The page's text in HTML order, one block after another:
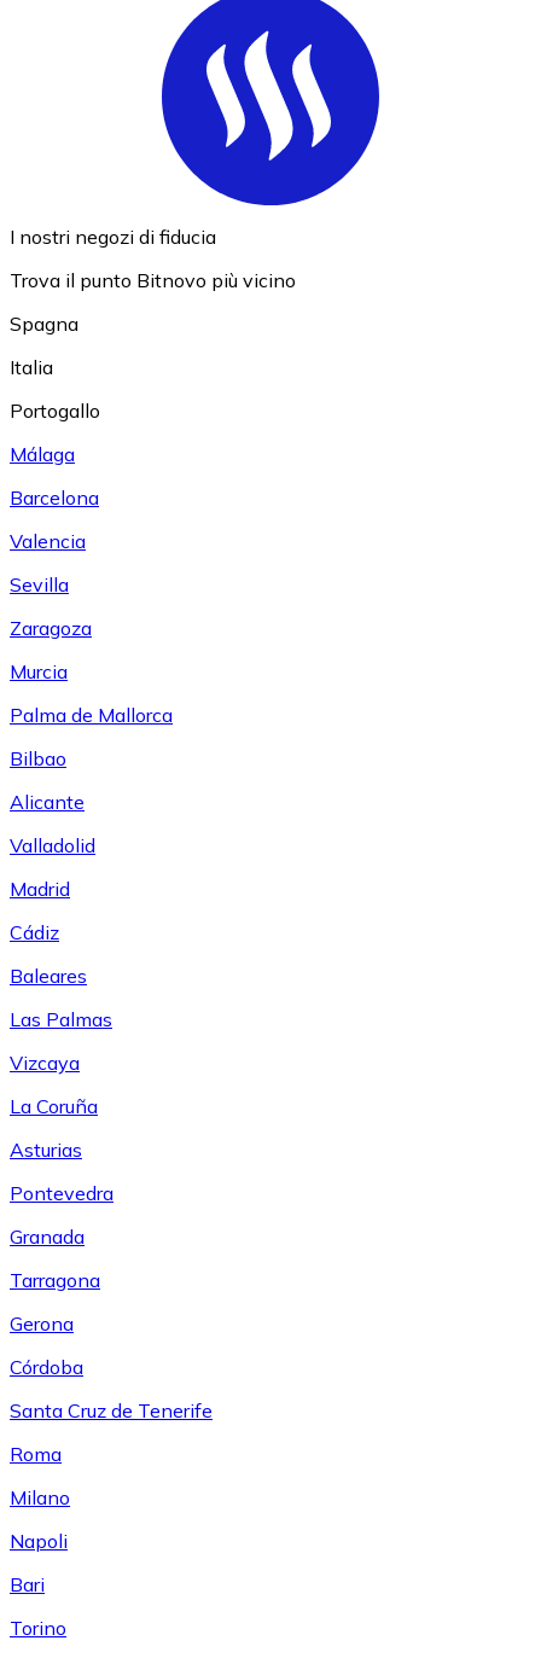
I nostri negozi di fiducia
Trova il punto Bitnovo più vicino
Spagna
Italia
Portogallo
Málaga
Barcelona
Valencia
Sevilla
Zaragoza
Murcia
Palma de Mallorca
Bilbao
Alicante
Valladolid
Madrid
Cádiz
Baleares
Las Palmas
Vizcaya
La Coruña
Asturias
Pontevedra
Granada
Tarragona
Gerona
Córdoba
Santa Cruz de Tenerife
Roma
Milano
Napoli
Bari
Torino